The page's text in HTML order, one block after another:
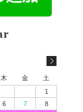
木 金
土
1
6 7
8